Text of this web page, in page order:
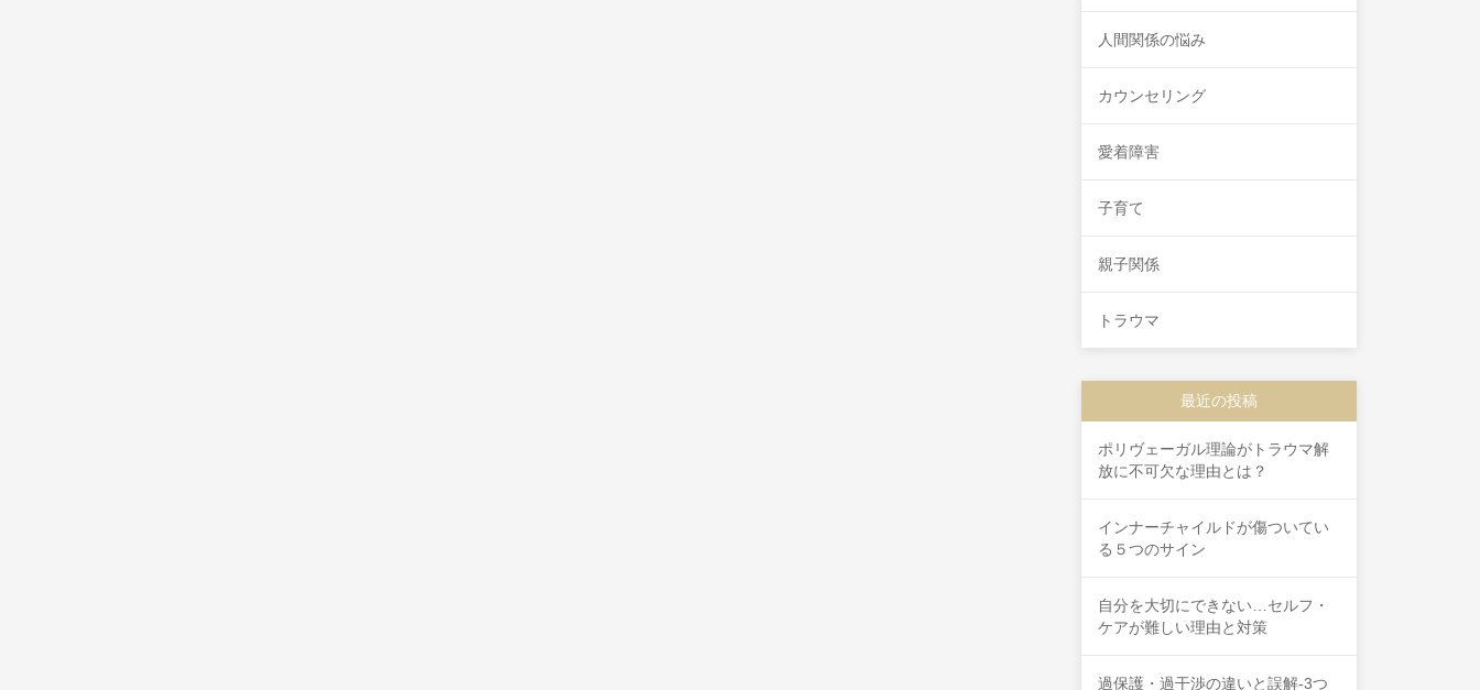
人間関係の悩み
カウンセリング
愛着障害
子育て
親子関係
トラウマ
最近の投稿
ポリヴェーガル理論がトラウマ解
放に不可欠な理由とは？
インナーチャイルドが傷ついてい
る５つのサイン
自分を大切にできない…セルフ・
ケアが難しい理由と対策
過保護・過干渉の違いと誤解-3つ